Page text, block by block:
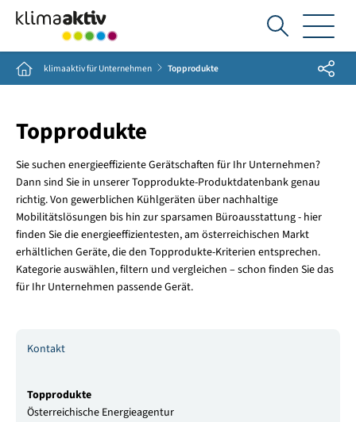
Ich
suche...
Home klimaaktiv für Unternehmen Topprodukte Share
Topprodukte
Sie suchen energieeffiziente Gerätschaften für Ihr Unternehmen?
Dann sind Sie in unserer Topprodukte-Produktdatenbank genau
richtig. Von gewerblichen Kühlgeräten über nachhaltige
Mobilitätslösungen bis hin zur sparsamen Büroausstattung - hier
finden Sie die energieeffizientesten, am österreichischen Markt
erhältlichen Geräte, die den Topprodukte-Kriterien entsprechen.
Kategorie auswählen, filtern und vergleichen – schon finden Sie das
für Ihr Unternehmen passende Gerät.
Kontakt
Topprodukte
Österreichische Energieagentur